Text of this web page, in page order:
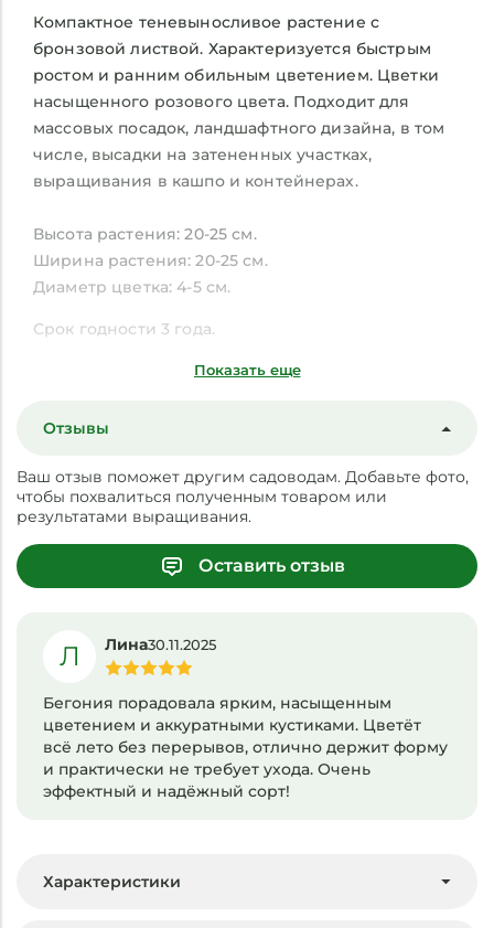
Компактное теневыносливое растение с
бронзовой листвой. Характеризуется быстрым
ростом и ранним обильным цветением. Цветки
насыщенного розового цвета. Подходит для
массовых посадок, ландшафтного дизайна, в том
числе, высадки на затененных участках,
выращивания в кашпо и контейнерах.
Высота растения: 20-25 см.
Ширина растения: 20-25 см.
Диаметр цветка: 4-5 см.
Срок годности 3 года.
Показать еще
Отзывы
Ваш отзыв поможет другим садоводам. Добавьте фото,
чтобы похвалиться полученным товаром или
результатами выращивания.
Оставить отзыв
Л Лина30.11.2025
Бегония порадовала ярким, насыщенным
цветением и аккуратными кустиками. Цветёт
всё лето без перерывов, отлично держит форму
и практически не требует ухода. Очень
эффектный и надёжный сорт!
Характеристики